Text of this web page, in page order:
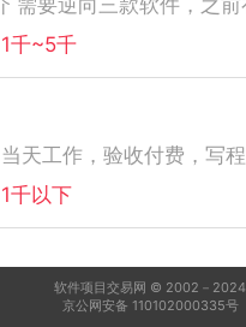
1千~5千
1千以下
软件项目交易网 © 2002－2024
京公网安备 110102000335号